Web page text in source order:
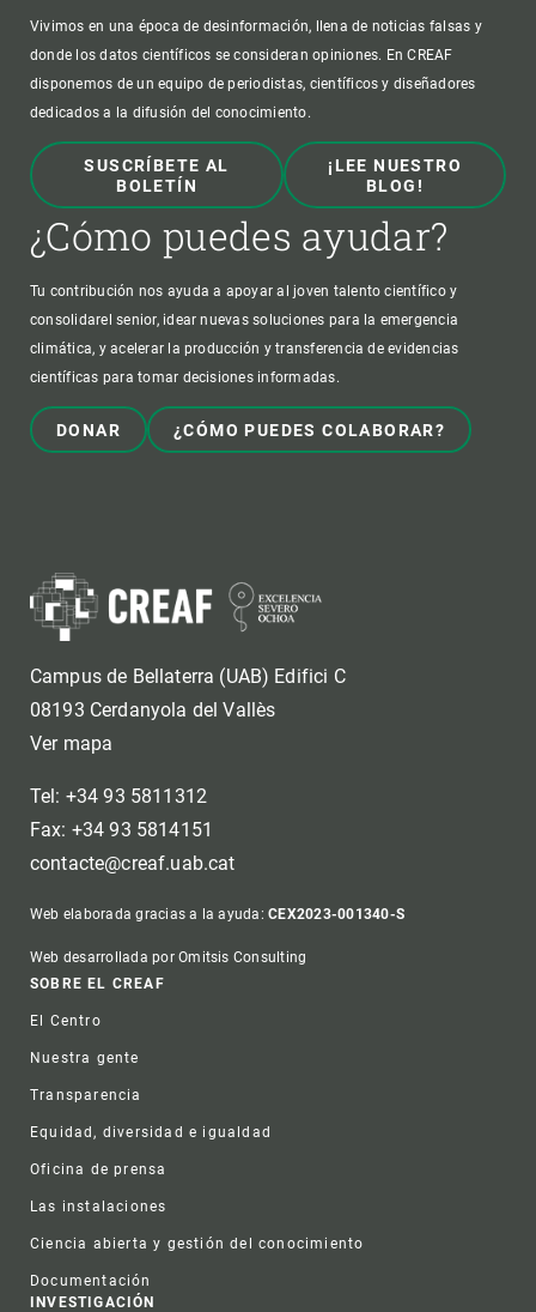
Vivimos en una época de desinformación, llena de noticias falsas y
donde los datos científicos se consideran opiniones. En CREAF
disponemos de un equipo de periodistas, científicos y diseñadores
dedicados a la difusión del conocimiento.
SUSCRÍBETE AL
BOLETÍN
¡LEE NUESTRO
BLOG!
¿Cómo puedes ayudar?
Tu contribución nos ayuda a apoyar al joven talento científico y
consolidarel senior, idear nuevas soluciones para la emergencia
climática, y acelerar la producción y transferencia de evidencias
científicas para tomar decisiones informadas.
DONAR ¿CÓMO PUEDES COLABORAR?
Campus de Bellaterra (UAB) Edifici C
08193 Cerdanyola del Vallès
Ver mapa
Tel: +34 93 5811312
Fax: +34 93 5814151
contacte@creaf.uab.cat
Web elaborada gracias a la ayuda:CEX2023-001340-S
Web desarrollada por Omitsis Consulting
Footer
SOBRE EL CREAF
El Centro
Nuestra gente
Transparencia
Equidad, diversidad e igualdad
Oficina de prensa
Las instalaciones
Ciencia abierta y gestión del conocimiento
Documentación
INVESTIGACIÓN